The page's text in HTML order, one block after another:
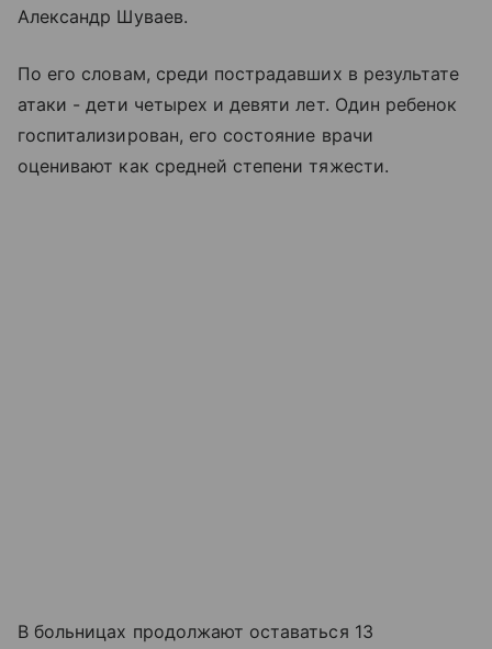
Александр Шуваев.
По его словам, среди пострадавших в результате
атаки - дети четырех и девяти лет. Один ребенок
госпитализирован, его состояние врачи
оценивают как средней степени тяжести.
В больницах продолжают оставаться 13